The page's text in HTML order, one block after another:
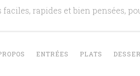
faciles, rapides et bien pensées,
ENTRÉES PLATS